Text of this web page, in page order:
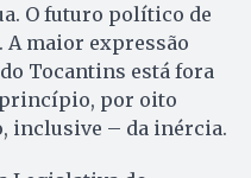
O futuro político de
maior expressão
Tocantins está fora
princípio, por oito
inclusive – da inércia.